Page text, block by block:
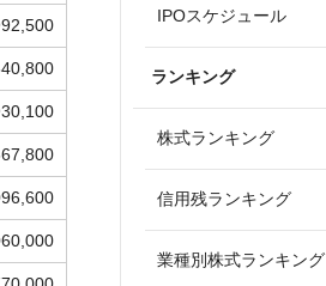
IPOスケジュール
ランキング
株式ランキング
信用残ランキング
業種別株式ランキング